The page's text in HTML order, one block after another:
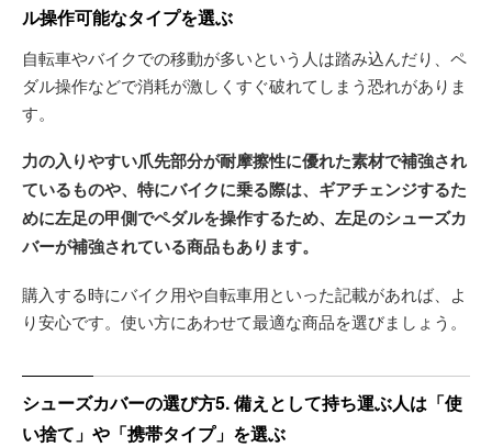
ル操作可能なタイプを選ぶ
自転車やバイクでの移動が多いという人は踏み込んだり、ペ
ダル操作などで消耗が激しくすぐ破れてしまう恐れがありま
す。
力の入りやすい爪先部分が耐摩擦性に優れた素材で補強され
ているものや、特にバイクに乗る際は、ギアチェンジするた
めに左足の甲側でペダルを操作するため、左足のシューズカ
バーが補強されている商品もあります。
購入する時にバイク用や自転車用といった記載があれば、よ
り安心です。使い方にあわせて最適な商品を選びましょう。
シューズカバーの選び方5. 備えとして持ち運ぶ人は「使
い捨て」や「携帯タイプ」を選ぶ